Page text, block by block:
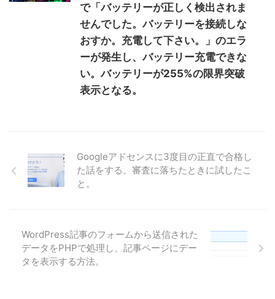
で「バッテリーが正しく検出されま
せんでした。バッテリーを接続しな
おすか。充電して下さい。」のエラ
ーが発生し、バッテリー充電できな
い。バッテリーが255%の限界突破
表示となる。
Googleアドセンスに3度目の正直で合格し
た話をする。審査に落ちたときに試したこ
と。
WordPress記事のフォームから送信された
データをPHPで処理し、記事ページにデー
タを表示する方法。